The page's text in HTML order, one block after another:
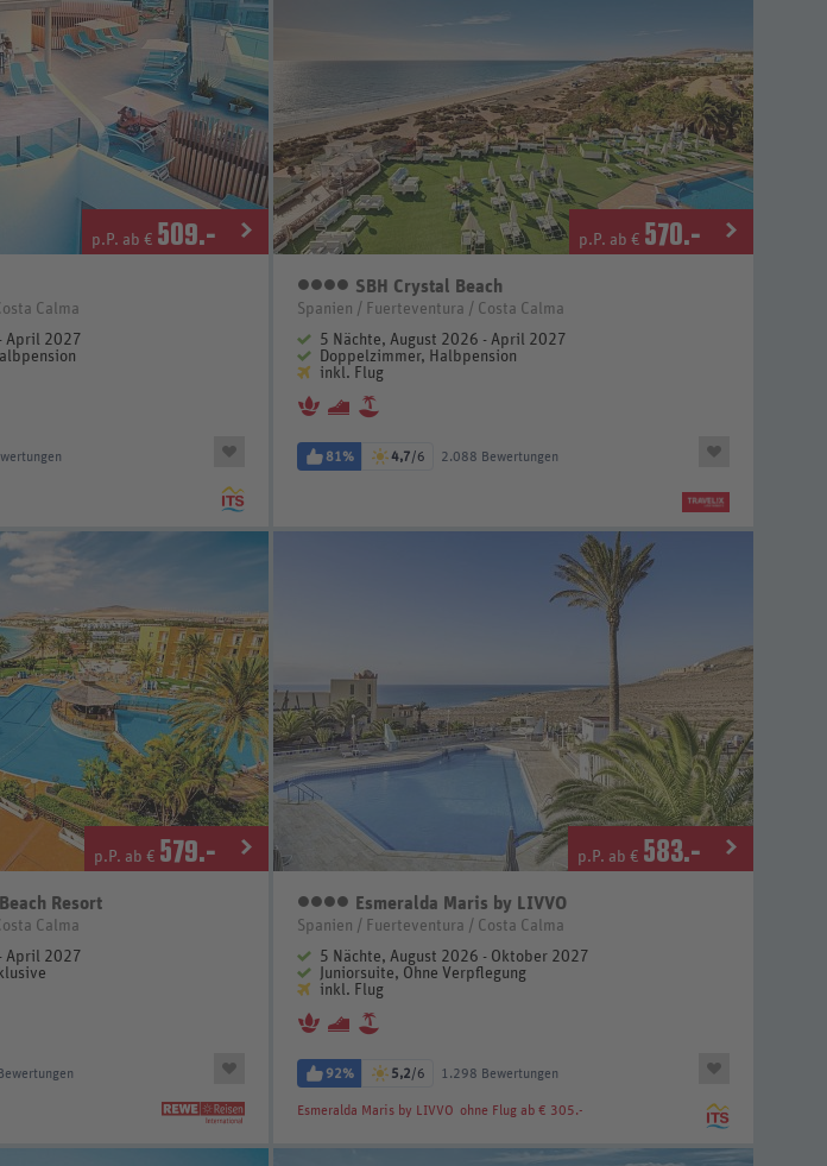
p.P. ab € 509.-
Calma
April 2027
p.P. ab € 570.-
4 Sterne
SBH Crystal Beach
Spanien / Fuerteventura / Costa Calma
5 Nächte, August 2026 - April 2027
Doppelzimmer, Halbpension
inkl. Flug
81% 4,7/6 2.088 Bewertungen
p.P. ab € 579.-
Resort
Calma
April 2027
p.P. ab € 583.-
4 Sterne
Esmeralda Maris by LIVVO
Spanien / Fuerteventura / Costa Calma
5 Nächte, August 2026 - Oktober 2027
Juniorsuite, Ohne Verpflegung
inkl. Flug
92% 5,2/6 1.298 Bewertungen
Esmeralda Maris by LIVVO ohne Flug ab € 305.-